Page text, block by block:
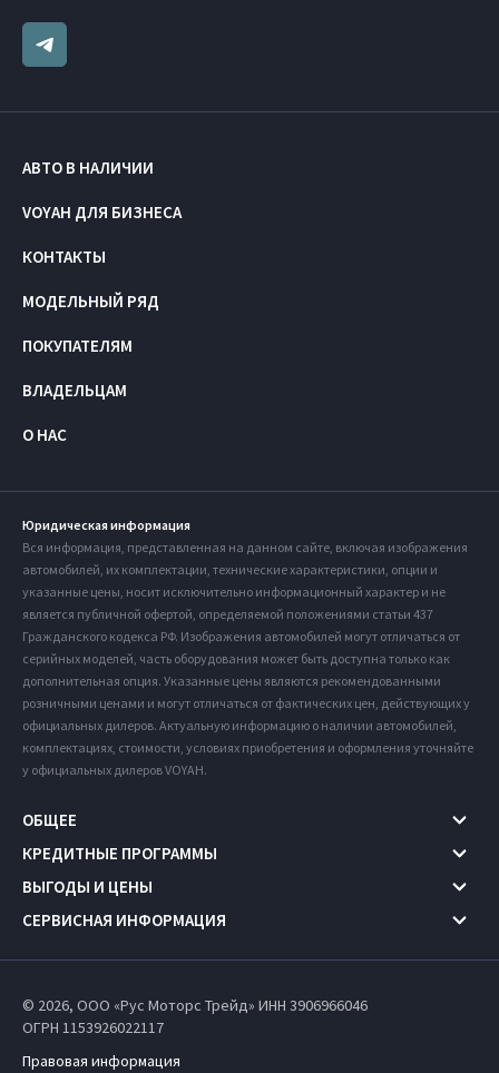
АВТО В НАЛИЧИИ
VOYAH ДЛЯ БИЗНЕСА
КОНТАКТЫ
МОДЕЛЬНЫЙ РЯД
ПОКУПАТЕЛЯМ
ВЛАДЕЛЬЦАМ
О НАС
Юридическая информация
Вся информация, представленная на данном сайте, включая изображения
автомобилей, их комплектации, технические характеристики, опции и
указанные цены, носит исключительно информационный характер и не
является публичной офертой, определяемой положениями статьи 437
Гражданского кодекса РФ. Изображения автомобилей могут отличаться от
серийных моделей, часть оборудования может быть доступна только как
дополнительная опция. Указанные цены являются рекомендованными
розничными ценами и могут отличаться от фактических цен, действующих у
официальных дилеров. Актуальную информацию о наличии автомобилей,
комплектациях, стоимости, условиях приобретения и оформления уточняйте
у официальных дилеров VOYAH.
ОБЩЕЕ
КРЕДИТНЫЕ ПРОГРАММЫ
ВЫГОДЫ И ЦЕНЫ
СЕРВИСНАЯ ИНФОРМАЦИЯ
© 2026, ООО «Рус Моторс Трейд» ИНН 3906966046
ОГРН 1153926022117
Правовая информация